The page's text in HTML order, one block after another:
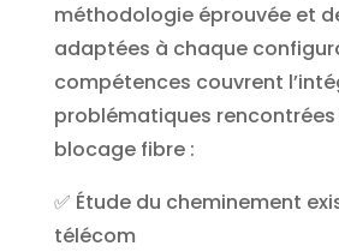
méthodologie éprouvée et
adaptées à chaque
compétences couvrent
problématiques rencontrées
blocage fibre :
✅ Étude du cheminement
télécom